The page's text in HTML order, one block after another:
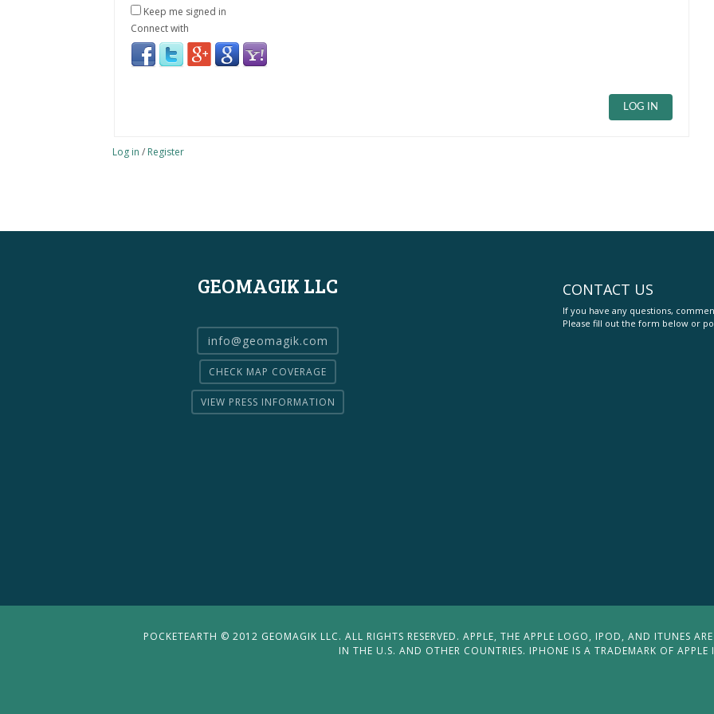
Keep me signed in
Connect with
LOG IN
Log in / Register
GEOMAGIK LLC
info@geomagik.com
CHECK MAP COVERAGE
VIEW PRESS INFORMATION
CONTACT US
If you have any questions,
Please fill out the form below or
POCKETEARTH © 2012 GEOMAGIK LLC. ALL RIGHTS RESERVED. APPLE, THE APPLE LOGO, IPOD, AND ITUNES
IN THE U.S. AND OTHER COUNTRIES. IPHONE IS A TRADEMARK OF APPLE